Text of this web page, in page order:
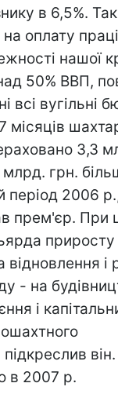
в 6,5%.
оплату
нашої
50% ВВП,
всі вугільні
місяців
3,3
грн.
період 2006
прем'єр. При
приросту
і
- на
і
він.
в 2007 р.